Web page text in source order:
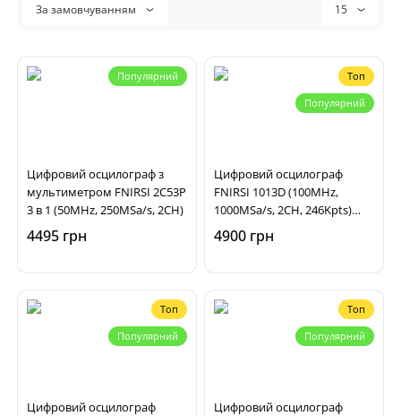
За замовчуванням 15
Популярний
Цифровий осцилограф з
мультиметром FNIRSI 2C53P
3 в 1 (50MHz, 250MSa/s, 2CH)
4495 грн
Топ
Популярний
Цифровий осцилограф
FNIRSI 1013D (100MHz,
1000MSa/s, 2CH, 246Kpts)
портативний
4900 грн
Топ
Популярний
Цифровий осцилограф
Топ
Популярний
Цифровий осцилограф